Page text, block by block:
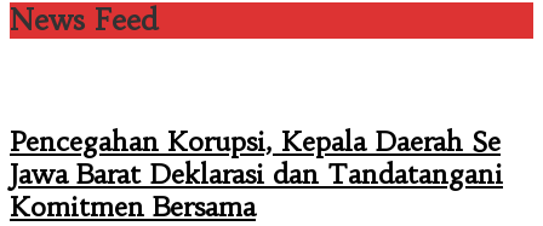
News Feed
Pencegahan Korupsi, Kepala Daerah Se
Jawa Barat Deklarasi dan Tandatangani
Komitmen Bersama